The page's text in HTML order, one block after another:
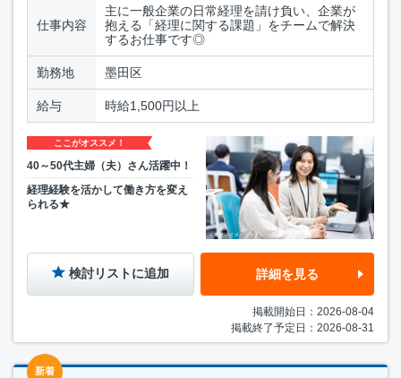
仕事内容
主に一般企業の日常経理を請け負い、企業が
抱える「経理に関する課題」をチームで解決
するお仕事です◎
勤務地 墨田区
給与 時給1,500円以上
ここがオススメ！
40～50代主婦（夫）さん活躍中！
経理経験を活かして働き方を変え
られる★
検討リストに追加 詳細を見る
掲載開始日：2026-08-04
掲載終了予定日：2026-08-31
新着